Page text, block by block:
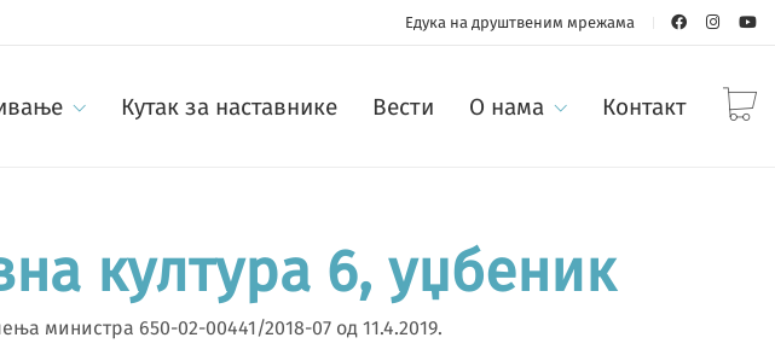
Едука на друштвеним мрежама
Кутак за наставнике Вести О нама Контакт
култура 6, уџбеник
министра 650-02-00441/2018-07 од 11.4.2019.